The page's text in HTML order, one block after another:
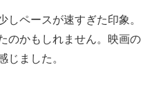
しペースが速すぎた印象。
のかもしれません。映画の
じました。